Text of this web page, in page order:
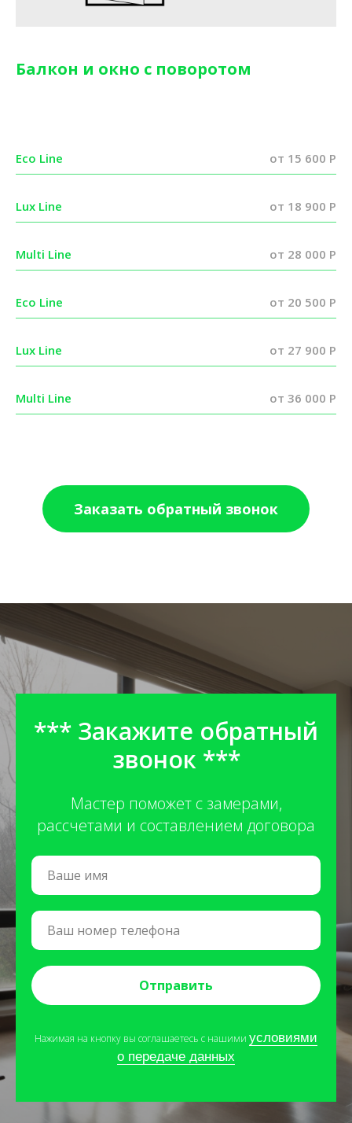
Балкон и окно с поворотом
Eco Line от 15 600 P
Lux Line от 18 900 Р
Multi Line от 28 000 P
Eco Line от 20 500 P
Lux Line от 27 900 P
Multi Line от 36 000 P
Заказать обратный звонок
*** Закажите обратный
звонок ***
Мастер поможет с замерами,
рассчетами и составлением договора
Отправить
Нажимая на кнопку вы соглашаетесь с нашими условиями
о передаче данных